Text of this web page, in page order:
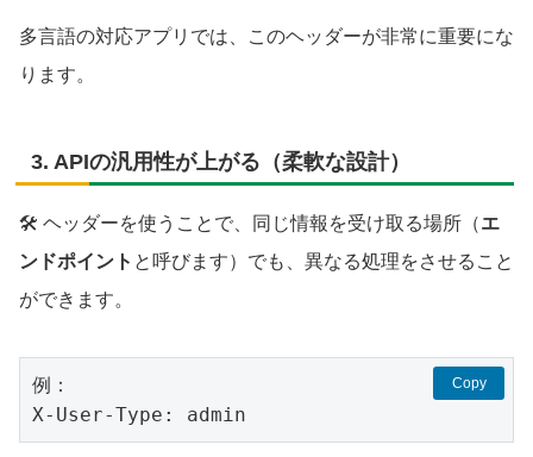
多言語の対応アプリでは、このヘッダーが非常に重要にな
ります。
3. APIの汎用性が上がる（柔軟な設計）
🛠️ ヘッダーを使うことで、同じ情報を受け取る場所（エ
ンドポイント と呼びます）でも、異なる処理をさせること
ができます。
例：
X-User-Type: admin
Copy